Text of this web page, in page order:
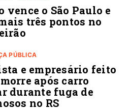
vence o São Paulo e
três pontos no
PÚBLICA
e empresário feito
após carro
durante fuga de
no RS